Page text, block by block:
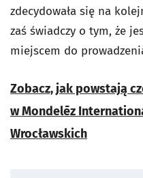
zdecydowała się na
zaś świadczy o tym, że
miejscem do
Zobacz, jak powstają
wMondelēz
Wrocławskich